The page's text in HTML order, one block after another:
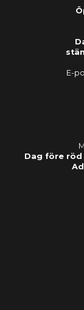
E-
Dag före